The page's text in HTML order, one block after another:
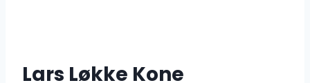
Lars Løkke Kone